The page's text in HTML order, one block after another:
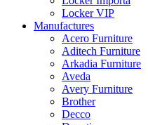
Locker VIP
Manufactures
Acero Furniture
Aditech Furniture
Arkadia Furniture
Aveda
Avery Furniture
Brother
Decco